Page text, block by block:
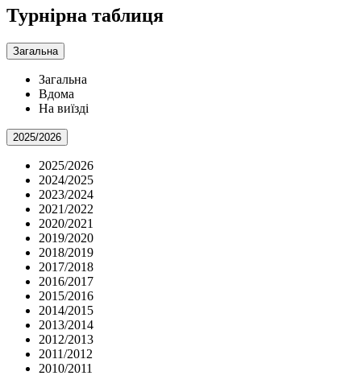
Турнірна таблиця
Загальна
Загальна
Вдома
На виїзді
2025/2026
2025/2026
2024/2025
2023/2024
2021/2022
2020/2021
2019/2020
2018/2019
2017/2018
2016/2017
2015/2016
2014/2015
2013/2014
2012/2013
2011/2012
2010/2011